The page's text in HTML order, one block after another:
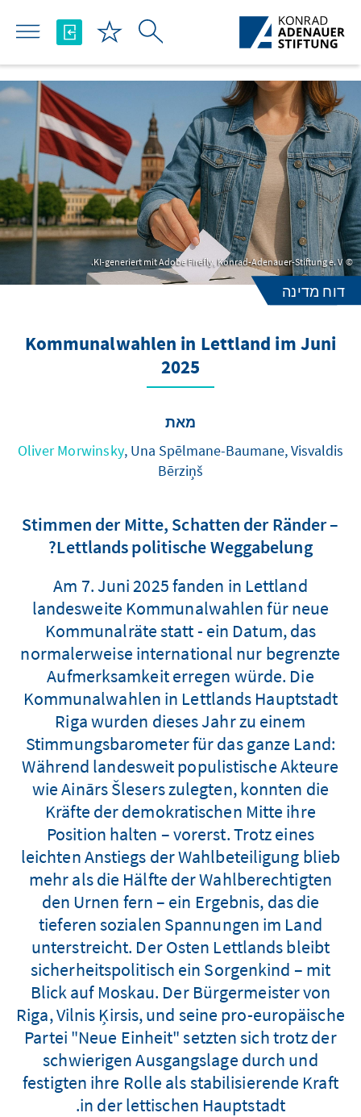
Skip to Main Content
KI-generiert mit Adobe Firefly, Konrad-Adenauer-Stiftung e. V.
דוח מדינה
Kommunalwahlen in Lettland im Juni
2025
מאת
Oliver Morwinsky, Una Spēlmane-Baumane, Visvaldis
Bērziņš
Stimmen der Mitte, Schatten der Ränder –
Lettlands politische Weggabelung?
Am 7. Juni 2025 fanden in Lettland
landesweite Kommunalwahlen für neue
Kommunalräte statt - ein Datum, das
normalerweise international nur begrenzte
Aufmerksamkeit erregen würde. Die
Kommunalwahlen in Lettlands Hauptstadt
Riga wurden dieses Jahr zu einem
Stimmungsbarometer für das ganze Land:
Während landesweit populistische Akteure
wie Ainārs Šlesers zulegten, konnten die
Kräfte der demokratischen Mitte ihre
Position halten – vorerst. Trotz eines
leichten Anstiegs der Wahlbeteiligung blieb
mehr als die Hälfte der Wahlberechtigten
den Urnen fern – ein Ergebnis, das die
tieferen sozialen Spannungen im Land
unterstreicht. Der Osten Lettlands bleibt
sicherheitspolitisch ein Sorgenkind – mit
Blick auf Moskau. Der Bürgermeister von
Riga, Vilnis Ķirsis, und seine pro-europäische
Partei "Neue Einheit" setzten sich trotz der
schwierigen Ausgangslage durch und
festigten ihre Rolle als stabilisierende Kraft
in der lettischen Hauptstadt.